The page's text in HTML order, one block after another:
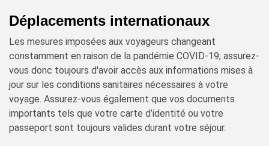
Déplacements internationaux
Les mesures imposées aux voyageurs changeant
constamment en raison de la pandémie COVID-19; assurez-
vous donc toujours d'avoir accès aux informations mises à
jour sur les conditions sanitaires nécessaires à votre
voyage. Assurez-vous également que vos documents
importants tels que votre carte d’identité ou votre
passeport sont toujours valides durant votre séjour.